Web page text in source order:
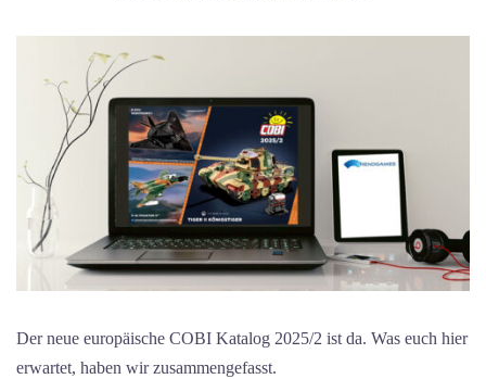
Der neue europäische COBI Katalog 2025/2 ist da. Was euch hier
erwartet, haben wir zusammengefasst.